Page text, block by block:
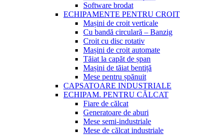
Software brodat
ECHIPAMENTE PENTRU CROIT
Mașini de croit verticale
Cu bandă circulară – Banzig
Croit cu disc rotativ
Mașini de croit automate
Tăiat la capăt de șpan
Mașini de tăiat bentiță
Mese pentru șpănuit
CAPSATOARE INDUSTRIALE
ECHIPAM. PENTRU CĂLCAT
Fiare de călcat
Generatoare de aburi
Mese semi-industriale
Mese de călcat industriale